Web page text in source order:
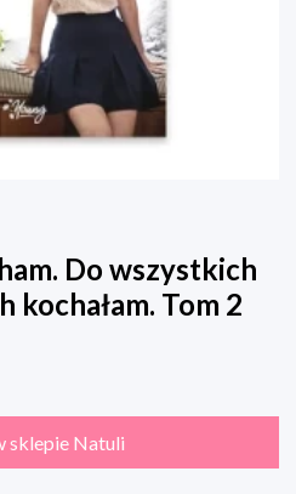
Do wszystkich
kochałam. Tom 2
sklepie Natuli